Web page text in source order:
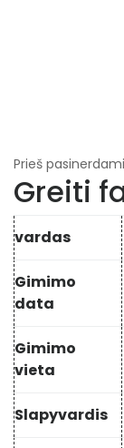
Prieš
Greiti
vardas
Gimimo
data
Gimimo
vieta
Slapyvardis